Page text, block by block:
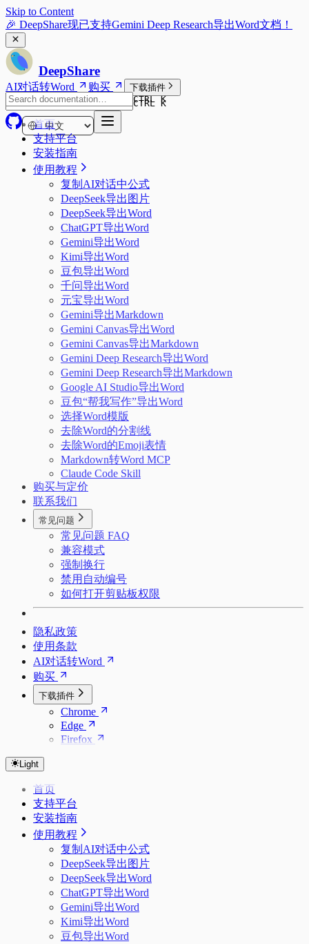
Skip to Content
🎉 DeepShare现已支持Gemini Deep Research导出Word文档！
DeepShare
AI对话转Word 购买
下载插件
CTRL K
CTRL K
首页
支持平台
安装指南
使用教程
复制AI对话中公式
DeepSeek导出图片
DeepSeek导出Word
ChatGPT导出Word
Gemini导出Word
Kimi导出Word
豆包导出Word
千问导出Word
元宝导出Word
Gemini导出Markdown
Gemini Canvas导出Word
Gemini Canvas导出Markdown
Gemini Deep Research导出Word
Gemini Deep Research导出Markdown
Google AI Studio导出Word
豆包“帮我写作”导出Word
选择Word模版
去除Word的分割线
去除Word的Emoji表情
Markdown转Word MCP
Claude Code Skill
购买与定价
联系我们
常见问题
常见问题 FAQ
兼容模式
强制换行
禁用自动编号
如何打开剪贴板权限
隐私政策
使用条款
AI对话转Word
购买
下载插件
Chrome
Edge
Firefox
Light
首页
支持平台
安装指南
使用教程
复制AI对话中公式
DeepSeek导出图片
DeepSeek导出Word
ChatGPT导出Word
Gemini导出Word
Kimi导出Word
豆包导出Word